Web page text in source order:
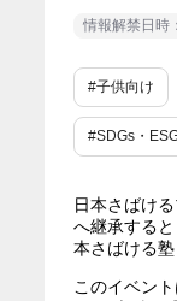
情報解禁日時
#子供向け
#SDGs・
日本さばけ
へ継承する
本さばける
このイベン